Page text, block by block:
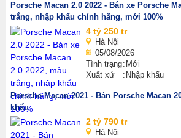
Porsche Macan 2.0 2022 - Bán xe Porsche
trắng, nhập khẩu chính hãng, mới 100%
4 tỷ 250 tr
Hà Nội
05/08/2026
Tình trạng Mới
Xuất xứ
Nhập khẩu
Porsche Macan 2021 - Bán Porsche Macan
khẩu
2 tỷ 790 tr
Hà Nội